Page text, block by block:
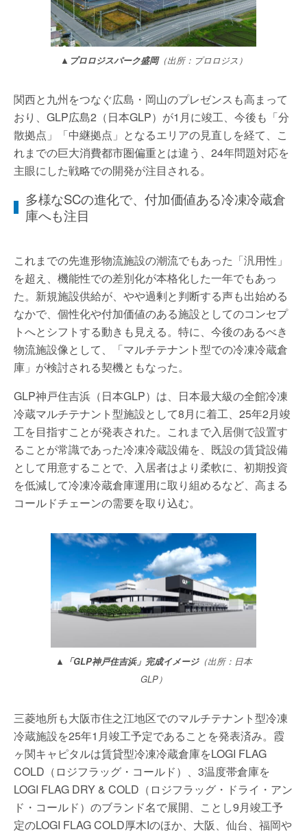
▲プロロジスパーク盛岡（出所：プロロジス）
関西と九州をつなぐ広島・岡山のプレゼンスも高まって
おり、GLP広島2（日本GLP）が1月に竣工、今後も「分
散拠点」「中継拠点」となるエリアの見直しを経て、こ
れまでの巨大消費都市圏偏重とは違う、24年問題対応を
主眼にした戦略での開発が注目される。
多様なSCの進化で、付加価値ある冷凍冷蔵倉
庫へも注目
これまでの先進形物流施設の潮流でもあった「汎用性」
を超え、機能性での差別化が本格化した一年でもあっ
た。新規施設供給が、やや過剰と判断する声も出始める
なかで、個性化や付加価値のある施設としてのコンセプ
トへとシフトする動きも見える。特に、今後のあるべき
物流施設像として、「マルチテナント型での冷凍冷蔵倉
庫」が検討される契機ともなった。
GLP神戸住吉浜（日本GLP）は、日本最大級の全館冷凍
冷蔵マルチテナント型施設として8月に着工、25年2月竣
工を目指すことが発表された。これまで入居側で設置す
ることが常識であった冷凍冷蔵設備を、既設の賃貸設備
として用意することで、入居者はより柔軟に、初期投資
を低減して冷凍冷蔵倉庫運用に取り組めるなど、高まる
コールドチェーンの需要を取り込む。
▲「GLP神戸住吉浜」完成イメージ（出所：日本
GLP）
三菱地所も大阪市住之江地区でのマルチテナント型冷凍
冷蔵施設を25年1月竣工予定であることを発表済み。霞
ヶ関キャピタルは賃貸型冷凍冷蔵倉庫をLOGI FLAG
COLD（ロジフラッグ・コールド）、3温度帯倉庫を
LOGI FLAG DRY & COLD（ロジフラッグ・ドライ・アン
ド・コールド）のブランド名で展開、ことし9月竣工予
定のLOGI FLAG COLD厚木Iのほか、大阪、仙台、福岡や